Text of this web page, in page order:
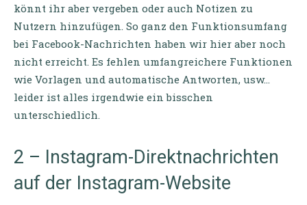
könnt ihr aber vergeben oder auch Notizen zu
Nutzern hinzufügen. So ganz den Funktionsumfang
bei Facebook-Nachrichten haben wir hier aber noch
nicht erreicht. Es fehlen umfangreichere Funktionen
wie Vorlagen und automatische Antworten, usw…
leider ist alles irgendwie ein bisschen
unterschiedlich.
2 – Instagram-Direktnachrichten
auf der Instagram-Website